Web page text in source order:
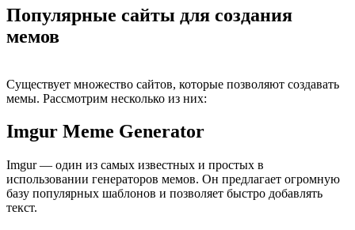
Популярные сайты для создания
мемов
Существует множество сайтов, которые позволяют создавать
мемы. Рассмотрим несколько из них:
Imgur Meme Generator
Imgur — один из самых известных и простых в
использовании генераторов мемов. Он предлагает огромную
базу популярных шаблонов и позволяет быстро добавлять
текст.